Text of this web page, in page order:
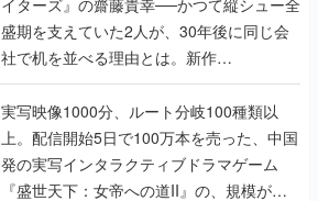
盛期を支えていた2人が、30年後に同じ会
社で机を並べる理由とは。新作
『TATSUJIN EXTREME』で初タッグを組
んだレジェンド2人に訊く開発秘話
実写映像1000分、ルート分岐100種類以
上。配信開始5日で100万本を売った、中国
発の実写インタラクティブドラマゲーム
『盛世天下：女帝への道II』の、規模が違